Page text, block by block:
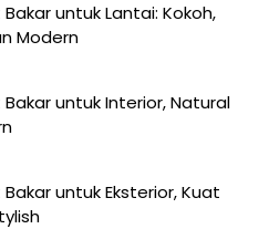
untuk Lantai: Kokoh,
Modern
untuk Interior, Natural
untuk Eksterior, Kuat